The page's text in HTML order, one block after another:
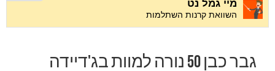
גבר כבן 50 נורה למוות בג'דיידה